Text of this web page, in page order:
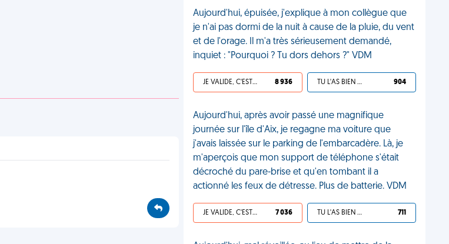
Aujourd'hui, épuisée, j'explique à mon collègue que
je n'ai pas dormi de la nuit à cause de la pluie, du vent
et de l'orage. Il m'a très sérieusement demandé,
inquiet : "Pourquoi ? Tu dors dehors ?" VDM
JE VALIDE, C'EST UNE VDM 8 936 TU L'AS BIEN MÉRITÉ 904
Aujourd'hui, après avoir passé une magnifique
journée sur l'île d'Aix, je regagne ma voiture que
j'avais laissée sur le parking de l'embarcadère. Là, je
m'aperçois que mon support de téléphone s'était
décroché du pare-brise et qu'en tombant il a
actionné les feux de détresse. Plus de batterie. VDM
JE VALIDE, C'EST UNE VDM 7 036 TU L'AS BIEN MÉRITÉ 711